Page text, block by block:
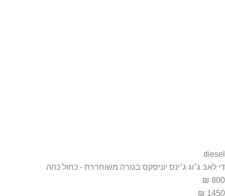
diesel
די לאב ג׳וג ג׳ינס יוניסקס בגזרה משוחררת - כחול כהה
800 ₪
1450 ₪